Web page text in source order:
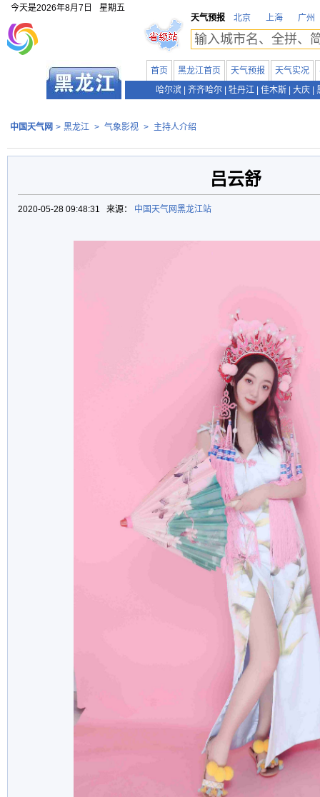
今天是2026年8月7日
星期五
天气预报
北京 上海 广州
首页 黑龙江首页 天气预报 天气实况
哈尔滨
齐齐哈尔 牡丹江 佳木斯 大庆
中国天气网 > 黑龙江 > 气象影视 > 主持人介绍
吕云舒
2020-05-28 09:48:31 来源： 中国天气网黑龙江站